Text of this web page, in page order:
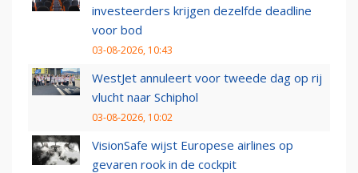
investeerders krijgen dezelfde deadline
voor bod
03-08-2026, 10:43
WestJet annuleert voor tweede dag op rij
vlucht naar Schiphol
03-08-2026, 10:02
VisionSafe wijst Europese airlines op
gevaren rook in de cockpit